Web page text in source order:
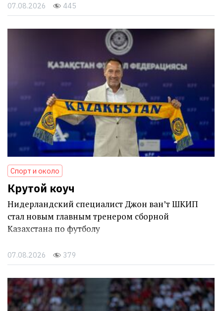
07.08.2026 445
Спорт и около
Крутой коуч
Нидерландский специалист Джон ван’т ШКИП
стал новым главным тренером сборной
Казахстана по футболу
07.08.2026 379